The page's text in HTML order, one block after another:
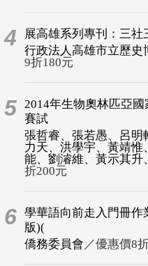
4
展高雄系列專刊：三社
行政法人高雄市立歷史
9折180元
5 2014年生物奧林匹亞
賽試
張哲睿、張若愚、呂明
力天、洪學宇、黃靖惟
能、劉濬維、黃示其升
折200元
6 學華語向前走入門冊作
版)(
僑務委員會 ／優惠價8